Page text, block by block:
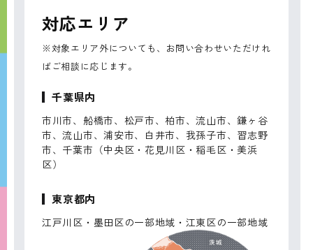
対応エリア
※対象エリア外についても、お問い合わせいただけれ
ばご相談に応じます。
千葉県内
市川市、船橋市、松戸市、柏市、流山市、鎌ヶ谷
市、流山市、浦安市、白井市、我孫子市、習志野
市、千葉市（中央区・花見川区・稲毛区・美浜
区）
東京都内
江戸川区・墨田区の一部地域・江東区の一部地域